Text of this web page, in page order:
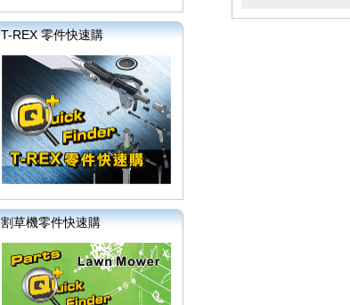
T-REX 零件快速購
割草機零件快速購